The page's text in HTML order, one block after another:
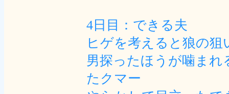
4日目：できる夫
ヒゲを考えると狼の
男探ったほうが噛ま
たクマー